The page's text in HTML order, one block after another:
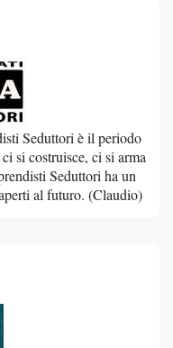
Seduttori è il periodo
si costruisce, ci si arma
Seduttori ha un
al futuro. (Claudio)